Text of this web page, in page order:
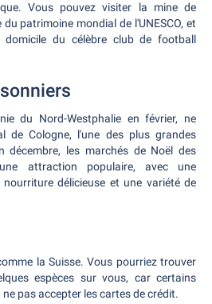
Vous pouvez visiter la mine de
patrimoine mondial de l'UNESCO, et
du célèbre club de football
du Nord-Westphalie en février, ne
de Cologne, l'une des plus grandes
décembre, les marchés de Noël des
attraction populaire, avec une
délicieuse et une variété de
la Suisse. Vous pourriez trouver
espèces sur vous, car certains
pas accepter les cartes de crédit.